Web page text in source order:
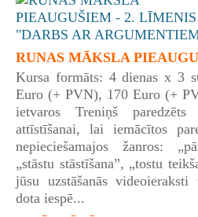
RUNAS MĀKSLA
Kursa formāts: 4 dienas x 3
Euro (+ PVN), 170 Euro (+
ietvaros Treniņš
attīstīšanai, lai iemācītos
nepieciešamajos žanros:
„stāstu stāstīšana”, „tostu
jūsu uzstāšanās
dota iespē...